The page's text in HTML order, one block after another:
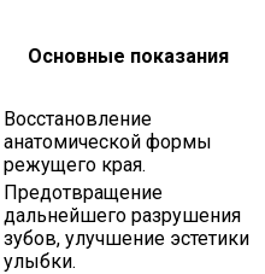
Основные показания
Восстановление
анатомической формы
режущего края.
Предотвращение
дальнейшего разрушения
зубов, улучшение эстетики
улыбки.